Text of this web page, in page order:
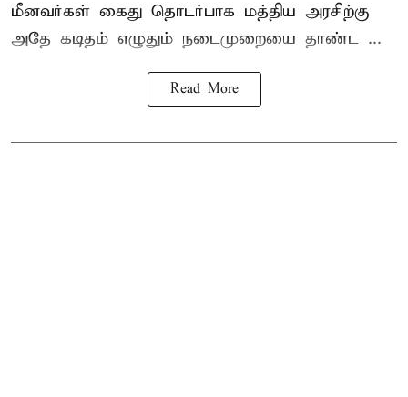
மீனவர்கள் கைது தொடர்பாக மத்திய அரசிற்கு
அதே கடிதம் எழுதும் நடைமுறையை தாண்ட ...
Read More